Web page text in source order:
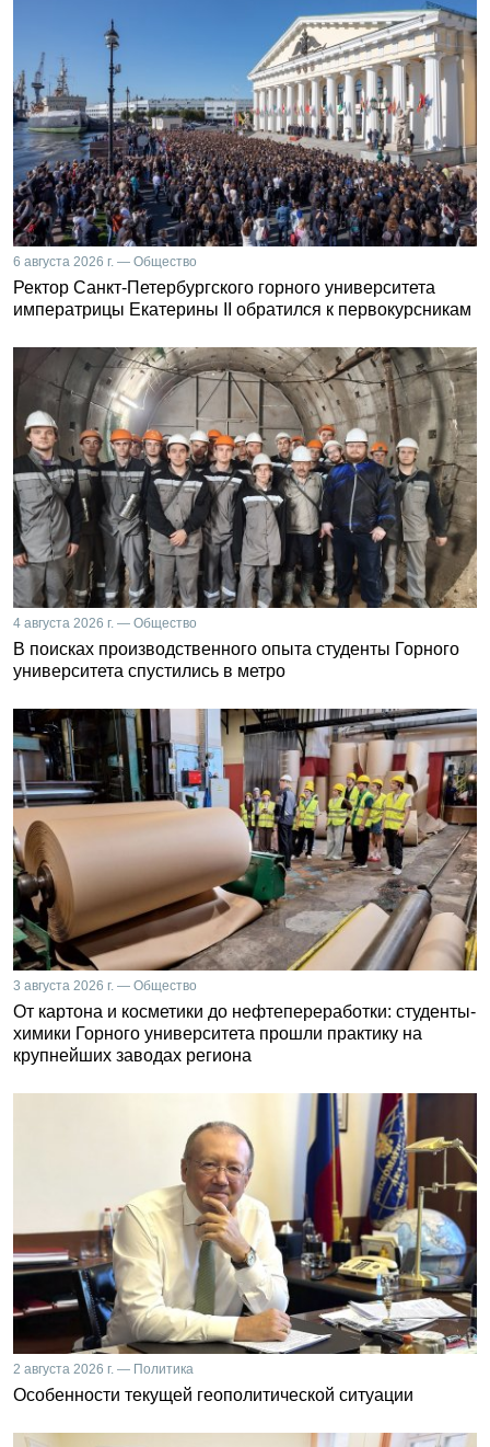
6 августа 2026 г. — Общество
Ректор Санкт-Петербургского горного университета
императрицы Екатерины II обратился к первокурсникам
4 августа 2026 г. — Общество
В поисках производственного опыта студенты Горного
университета спустились в метро
3 августа 2026 г. — Общество
От картона и косметики до нефтепереработки: студенты-
химики Горного университета прошли практику на
крупнейших заводах региона
2 августа 2026 г. — Политика
Особенности текущей геополитической ситуации